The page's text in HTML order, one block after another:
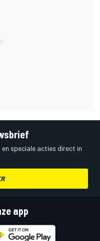
speciale acties direct in
app